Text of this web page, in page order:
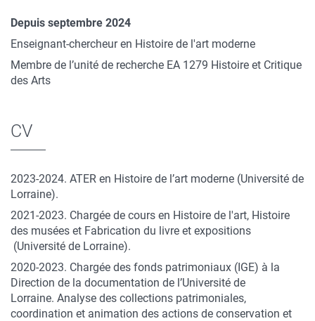
Depuis septembre 2024
Enseignant-chercheur en Histoire de l'art moderne
Membre de l’unité de recherche EA 1279 Histoire et Critique
des Arts
CV
2023-2024. ATER en Histoire de l’art moderne (Université de
Lorraine).
2021-2023. Chargée de cours en Histoire de l'art, Histoire
des musées et Fabrication du livre et expositions
(Université de Lorraine).
2020-2023. Chargée des fonds patrimoniaux (IGE) à la
Direction de la documentation de l’Université de
Lorraine. Analyse des collections patrimoniales,
coordination et animation des actions de conservation et